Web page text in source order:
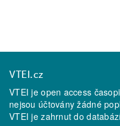
VTEI.cz
VTEI je open access
nejsou účtovány žádné
VTEI je zahrnut do